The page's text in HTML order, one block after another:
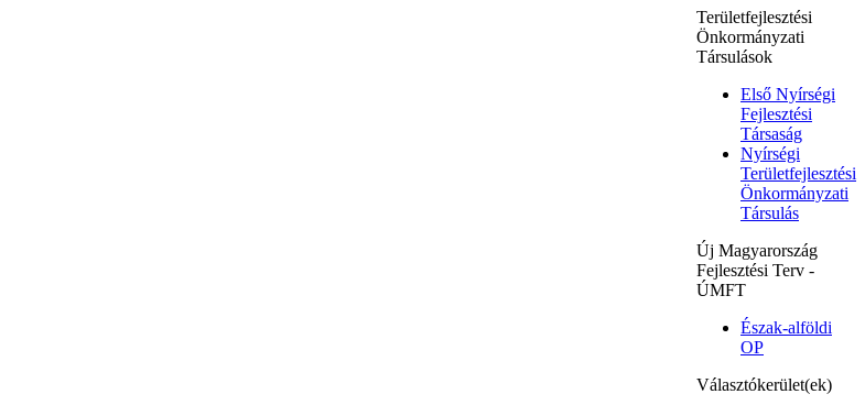
Területfejlesztési
Önkormányzati
Társulások
Első Nyírségi
Fejlesztési
Társaság
Nyírségi
Területfejlesztési
Önkormányzati
Társulás
Új Magyarország
Fejlesztési Terv -
ÚMFT
Észak-alföldi
OP
Választókerület(ek)